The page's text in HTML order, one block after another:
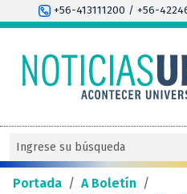
+56-413111200 / +56-
Portada / A Boletín /